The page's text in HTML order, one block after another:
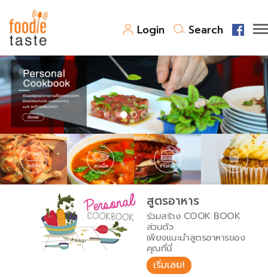
Login Search
สูตรอาหาร
สูตรอาหารล่าสุด
Top Foodie
พาไปชิม
สารพันก้นครัว
เคล็ดลับน่ารู้
เปรียบเทียบหน่วยการตวง
เปรียบเทียบอุณหภูมิ
เปรียบเทียบน้ำหนักวัตถุดิบ
FoodPedia
สร้าง Cookbook
สูตรอาหาร
ร่วมสร้าง COOK BOOK
ส่วนตัว
เพียงแนะนำสูตรอาหารของ
คุณที่นี่
เริ่มเลย!